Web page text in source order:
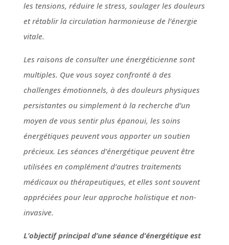
les tensions, réduire le stress, soulager les douleurs
et rétablir la circulation harmonieuse de l’énergie
vitale.
Les raisons de consulter une énergéticienne sont
multiples. Que vous soyez confronté à des
challenges émotionnels, à des douleurs physiques
persistantes ou simplement à la recherche d’un
moyen de vous sentir plus épanoui, les soins
énergétiques peuvent vous apporter un soutien
précieux. Les séances d’énergétique peuvent être
utilisées en complément d’autres traitements
médicaux ou thérapeutiques, et elles sont souvent
appréciées pour leur approche holistique et non-
invasive.
L’objectif principal d’une séance d’énergétique est